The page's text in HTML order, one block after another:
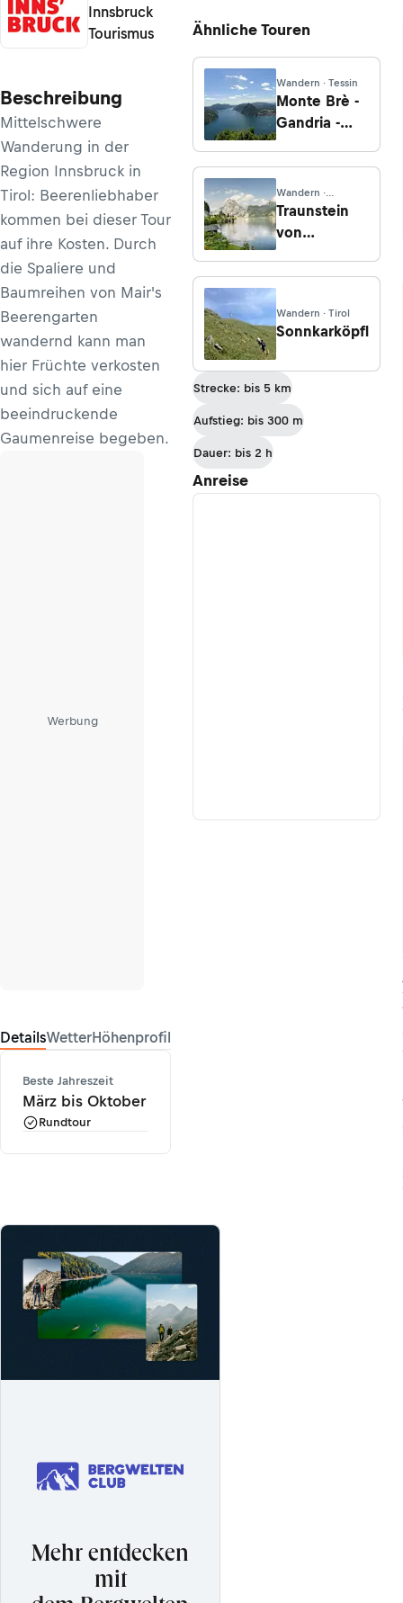
Innsbruck
Tourismus
Beschreibung
Mittelschwere
Wanderung in der
Region Innsbruck in
Tirol: Beerenliebhaber
kommen bei dieser Tour
auf ihre Kosten. Durch
die Spaliere und
Baumreihen von Mair's
Beerengarten
wandernd kann man
hier Früchte verkosten
und sich auf eine
beeindruckende
Gaumenreise begeben.
Werbung
DetailsWetterHöhenprofil
Beste Jahreszeit
März bis Oktober
Rundtour
Ähnliche Touren
Wandern · Tessin
Monte Brè -
Gandria -
Wandern ·
Oberösterreich
Traunstein
von
Wandern · Tirol
Sonnkarköpfl
Strecke: bis 5 km
Aufstieg: bis 300 m
Dauer: bis 2 h
Anreise
Mehr entdecken
mit